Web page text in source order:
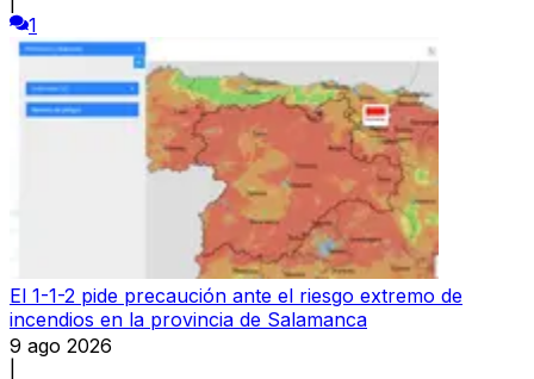
1
El 1-1-2 pide precaución ante el riesgo extremo de
incendios en la provincia de Salamanca
9 ago 2026